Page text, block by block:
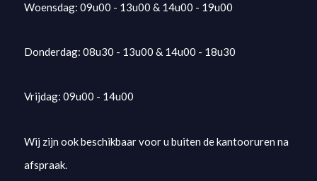
Woensdag: 09u00 - 13u00 & 14u00 - 19u00
Donderdag: 08u30 - 13u00 & 14u00 - 18u30
Vrijdag: 09u00 - 14u00
Wij zijn ook beschikbaar voor u buiten de kantooruren na
afspraak.